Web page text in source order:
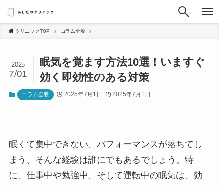
クリニックTOP コラム全般
眠気を覚ます方法10選！いますぐ
効く即効性のある対策
2025
7/01
コラム全般 2025年7月1日 2025年7月1日
眠くて集中できない、パフォーマンスが落ちてし
まう、そんな経験は誰にでもあるでしょう。特
に、仕事中や勉強中、そして運転中の眠気は、効